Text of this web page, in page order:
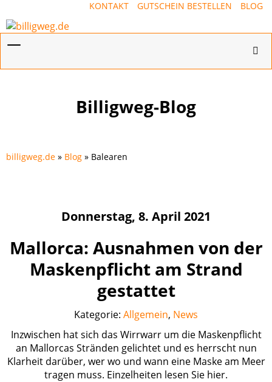
KONTAKT GUTSCHEIN BESTELLEN BLOG
Billigweg-Blog
billigweg.de » Blog » Balearen
Donnerstag, 8. April 2021
Mallorca: Ausnahmen von der
Maskenpflicht am Strand
gestattet
Kategorie: Allgemein, News
Inzwischen hat sich das Wirrwarr um die Maskenpflicht
an Mallorcas Stränden gelichtet und es herrscht nun
Klarheit darüber, wer wo und wann eine Maske am Meer
tragen muss. Einzelheiten lesen Sie hier.